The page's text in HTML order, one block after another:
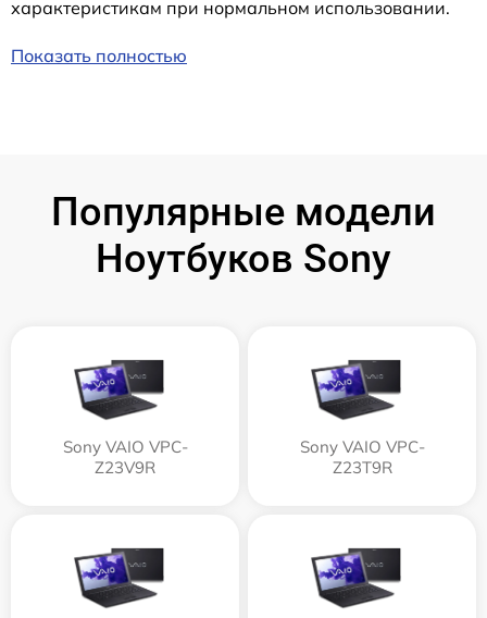
характеристикам при нормальном использовании.
Показать полностью
Популярные модели
Ноутбуков Sony
Sony VAIO VPC-
Z23V9R
Sony VAIO VPC-
Z23T9R